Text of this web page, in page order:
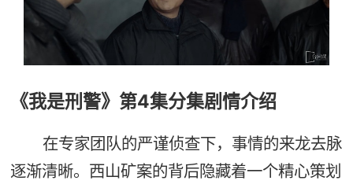
《我是刑警》第4集分集剧情介绍
在专家团队的严谨侦查下，事情的来龙去脉
逐渐清晰。西山矿案的背后隐藏着一个精心策划